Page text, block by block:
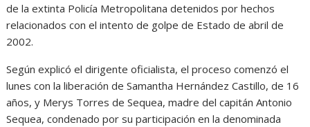
de la extinta Policía Metropolitana detenidos por hechos
relacionados con el intento de golpe de Estado de abril de
2002.
Según explicó el dirigente oficialista, el proceso comenzó el
lunes con la liberación de Samantha Hernández Castillo, de 16
años, y Merys Torres de Sequea, madre del capitán Antonio
Sequea, condenado por su participación en la denominada